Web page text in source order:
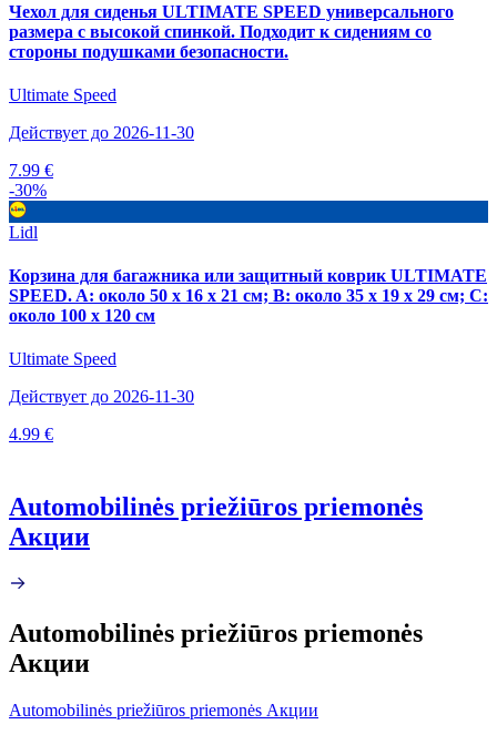
Чехол для сиденья ULTIMATE SPEED универсального
размера с высокой спинкой. Подходит к сидениям со
стороны подушками безопасности.
Ultimate Speed
Действует до 2026-11-30
7.99 €
-30%
Lidl
Корзина для багажника или защитный коврик ULTIMATE
SPEED. A: около 50 х 16 х 21 см; B: около 35 х 19 х 29 см; C:
около 100 х 120 см
Ultimate Speed
Действует до 2026-11-30
4.99 €
Automobilinės priežiūros priemonės
Акции
Automobilinės priežiūros priemonės
Акции
Automobilinės priežiūros priemonės Акции